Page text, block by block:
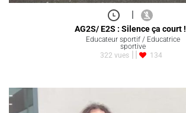
|
AG2S/ E2S : Silence ça court !
Educateur sportif / Educatrice
sportive
322 vues
134